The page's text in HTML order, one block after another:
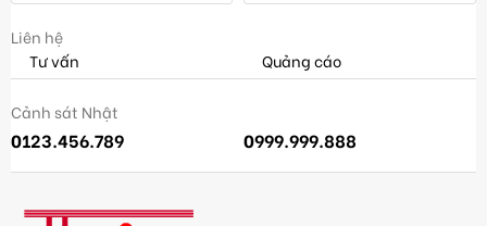
Liên hệ
Tư vấn
Quảng cáo
Cảnh sát Nhật
0123.456.789 0999.999.888